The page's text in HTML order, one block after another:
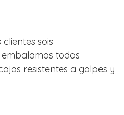
sois
embalamos todos
resistentes a golpes y